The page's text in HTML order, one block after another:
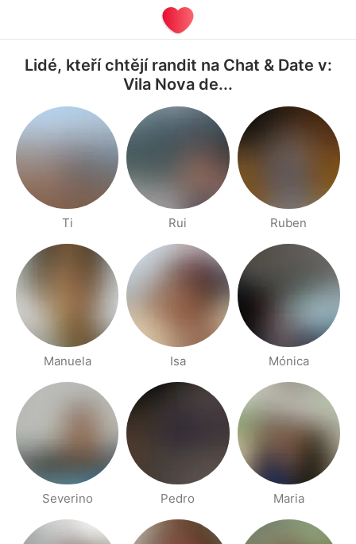
Lidé, kteří chtějí randit na Chat & Date v:
Vila Nova de...
Ti Rui Ruben
Manuela Isa Mónica
Severino Pedro Maria